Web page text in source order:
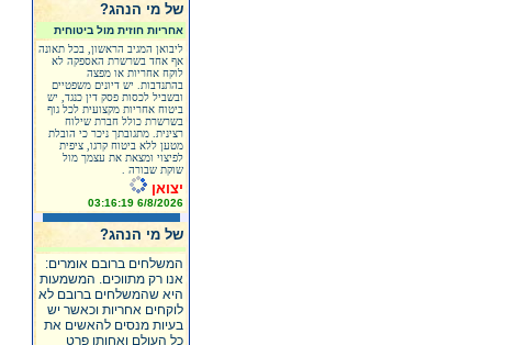
של מי הנהג?
אחריות חוזית מול ביטוחית
ליבואן המגיב הראשון, בכל תאונה
אף אחד בשרשרת האספקה לא
לוקח אחריות או מפצה
בהתנדבות. יש דיונים משפטיים
ובשביל לכסות פסק דין כנגד, יש
ביטוח אחריות מקצועית לכל גוף
בשרשרת כולל חברת שילוח
רצינית. מתגובתך ניכר כי הובלת
מטען ללא ביטוח קרגו, ציפית
לפיצוי ומצאת את עצמך מול
שוקת שבורה .
יצואן
6/8/2026 03:16:19
של מי הנהג?
המשלחים ברובם אומרים:
אנו רק מתווכים. המשמעות
היא שהמשלחים ברובם לא
לוקחים אחריות וכאשר יש
בעיות מנסים להאשים את
כל העולם ואחותו פרט